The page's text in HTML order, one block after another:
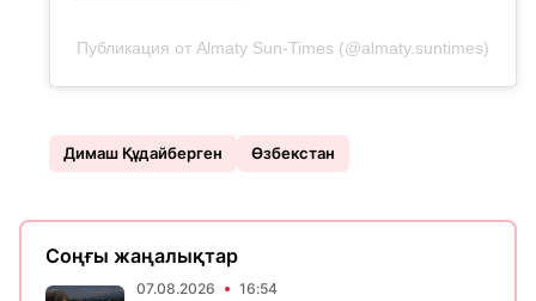
Публикация от Almaty Sun-Times (@almaty.suntimes)
Димаш Құдайберген Өзбекстан
Соңғы жаңалықтар
07.08.2026 16:54